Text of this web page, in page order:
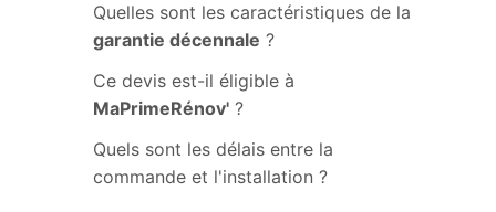
Quelles sont les caractéristiques de la
garantie décennale ?
Ce devis est-il éligible à
MaPrimeRénov' ?
Quels sont les délais entre la
commande et l'installation ?